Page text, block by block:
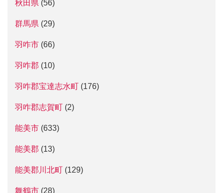
秋田県 (56)
群馬県 (29)
羽咋市 (66)
羽咋郡 (10)
羽咋郡宝達志水町 (176)
羽咋郡志賀町 (2)
能美市 (633)
能美郡 (13)
能美郡川北町 (129)
舞鶴市 (28)